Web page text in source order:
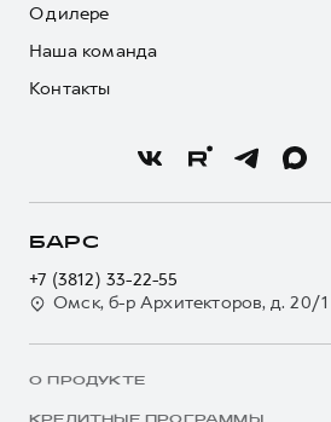
О дилере
Наша команда
Контакты
БАРС
+7 (3812) 33-22-55
Омск, б-р Архитекторов, д. 20/1
О ПРОДУКТЕ